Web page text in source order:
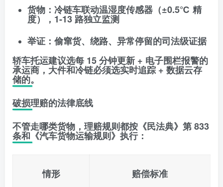
货物 ：冷链车联动温湿度传感器（±0.5℃ 精
度），1-13 路独立监测
举证 ：偷窜货、绕路、异常停留的司法级证据
轿车托运建议选每 15 分钟更新 + 电子围栏报警的
承运商，大件和冷链必须选实时追踪 + 数据云存
储的。
破损理赔的法律底线
不管走哪类货物，理赔规则都按《民法典》第 833
条和《汽车货物运输规则》执行：
情形 赔偿标准